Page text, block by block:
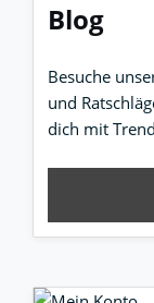
Blog
Besuche
und
dich mit